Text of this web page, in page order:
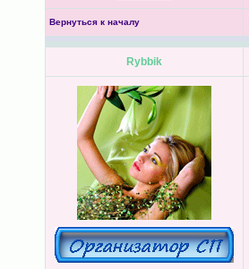
Вернуться к началу
Rybbik